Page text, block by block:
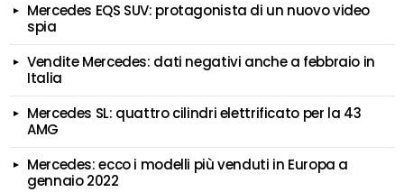
Mercedes EQS SUV: protagonista di un nuovo video
spia
Vendite Mercedes: dati negativi anche a febbraio in
Italia
Mercedes SL: quattro cilindri elettrificato per la 43
AMG
Mercedes: ecco i modelli più venduti in Europa a
gennaio 2022